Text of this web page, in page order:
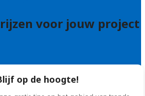
voor jouw project
op de hoogte!